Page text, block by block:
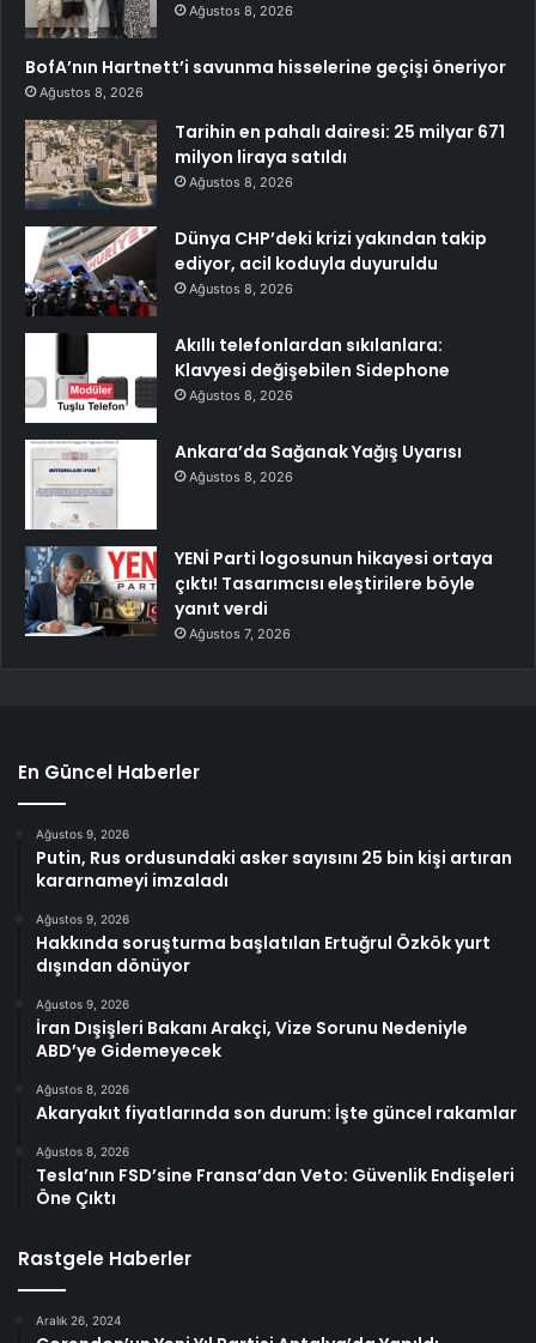
Ağustos 8, 2026
BofA’nın Hartnett’i savunma hisselerine geçişi öneriyor
Ağustos 8, 2026
Tarihin en pahalı dairesi: 25 milyar 671
milyon liraya satıldı
Ağustos 8, 2026
Dünya CHP’deki krizi yakından takip
ediyor, acil koduyla duyuruldu
Ağustos 8, 2026
Akıllı telefonlardan sıkılanlara:
Klavyesi değişebilen Sidephone
Ağustos 8, 2026
Ankara’da Sağanak Yağış Uyarısı
Ağustos 8, 2026
YENİ Parti logosunun hikayesi ortaya
çıktı! Tasarımcısı eleştirilere böyle
yanıt verdi
Ağustos 7, 2026
En Güncel Haberler
Ağustos 9, 2026
Putin, Rus ordusundaki asker sayısını 25 bin kişi artıran
kararnameyi imzaladı
Ağustos 9, 2026
Hakkında soruşturma başlatılan Ertuğrul Özkök yurt
dışından dönüyor
Ağustos 9, 2026
İran Dışişleri Bakanı Arakçi, Vize Sorunu Nedeniyle
ABD’ye Gidemeyecek
Ağustos 8, 2026
Akaryakıt fiyatlarında son durum: İşte güncel rakamlar
Ağustos 8, 2026
Tesla’nın FSD’sine Fransa’dan Veto: Güvenlik Endişeleri
Öne Çıktı
Rastgele Haberler
Aralık 26, 2024